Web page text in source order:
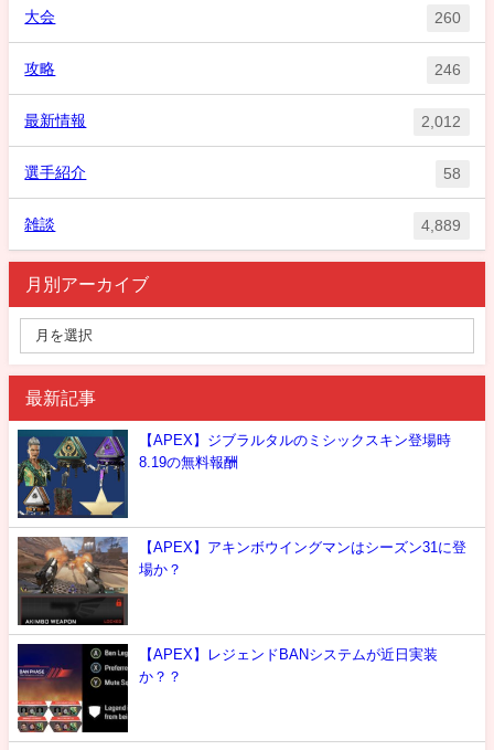
大会 260
攻略 246
最新情報 2,012
選手紹介 58
雑談 4,889
月別アーカイブ
最新記事
【APEX】ジブラルタルのミシックスキン登場時
8.19の無料報酬
【APEX】アキンボウイングマンはシーズン31に登
場か？
【APEX】レジェンドBANシステムが近日実装
か？？